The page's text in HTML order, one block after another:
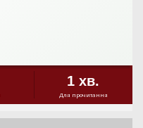
1 хв.
Для прочитання